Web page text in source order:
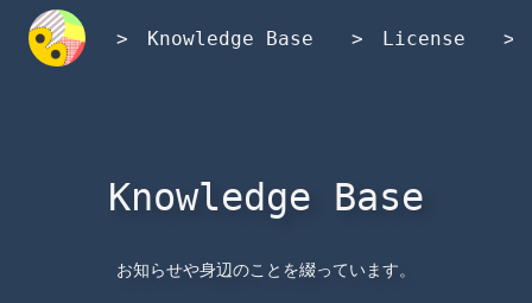
Knowledge Base License
Knowledge Base
お知らせや身辺のことを綴っています。